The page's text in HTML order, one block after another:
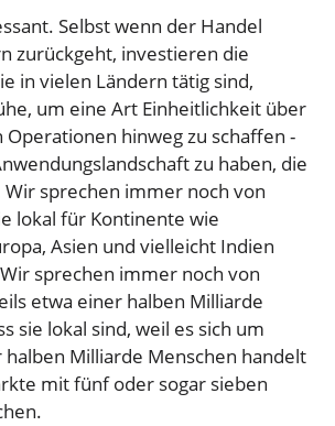
Selbst wenn der Handel
zurückgeht, investieren die
in vielen Ländern tätig sind,
um eine Art Einheitlichkeit über
Operationen hinweg zu schaffen -
zu haben, die
sprechen immer noch von
lokal für Kontinente wie
Asien und vielleicht Indien
sprechen immer noch von
etwa einer halben Milliarde
sie lokal sind, weil es sich um
Milliarde Menschen handelt
mit fünf oder sogar sieben